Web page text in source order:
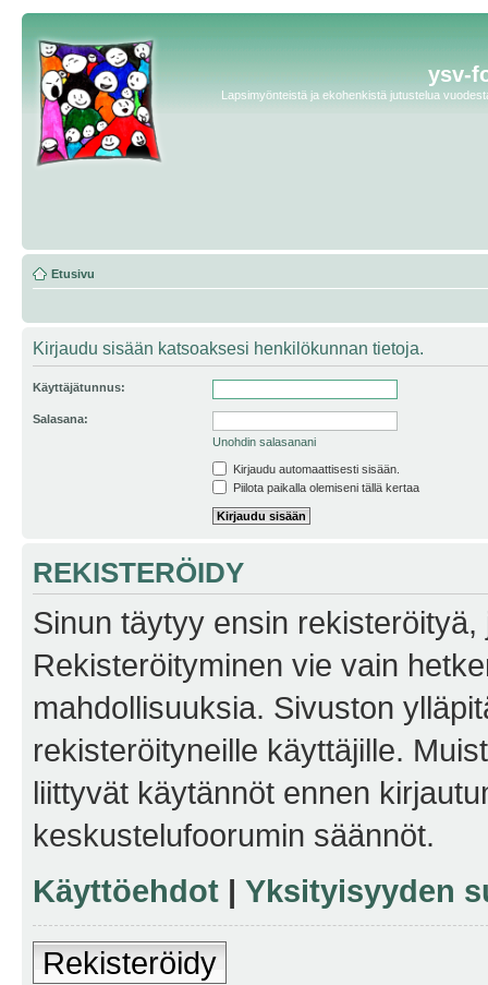
ysv-
Lapsimyönteistä ja ekohenkistä jutustelua
Etusivu
Kirjaudu sisään katsoaksesi henkilökunnan tietoja.
Käyttäjätunnus:
Salasana:
Unohdin salasanani
Kirjaudu automaattisesti sisään.
Piilota paikalla olemiseni tällä kertaa
REKISTERÖIDY
Sinun täytyy ensin
Rekisteröityminen vie vain
mahdollisuuksia. Sivuston
rekisteröityneille käyttäjille.
liittyvät käytännöt ennen
keskustelufoorumin säännöt.
Käyttöehdot | Yksityisyyden
Rekisteröidy